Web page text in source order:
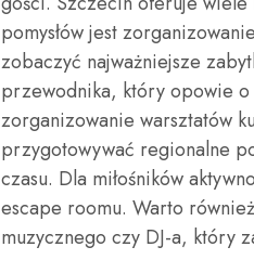
pomysłów jest
zobaczyć najważniejsze
przewodnika, który opowie
zorganizowanie warsztatów
przygotowywać regionalne
czasu. Dla miłośników
escape roomu. Warto
muzycznego czy DJ-a, który